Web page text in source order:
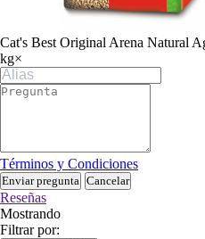
Cat's Best Original Arena Natural
kg×
Términos y Condiciones
Enviar pregunta Cancelar
Reseñas
Mostrando
Filtrar por: